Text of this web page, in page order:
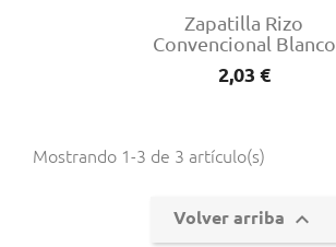
Zapatilla Rizo
Convencional Blanco
Precio
2,03 €
Mostrando 1-3 de 3 artículo(s)
Volver arriba 